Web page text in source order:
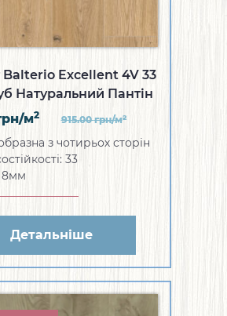
Balterio Excellent 4V 33
Натуральний Пантін
м2 915.00грн/м2
з чотирьох сторін
33
8мм
Детальніше